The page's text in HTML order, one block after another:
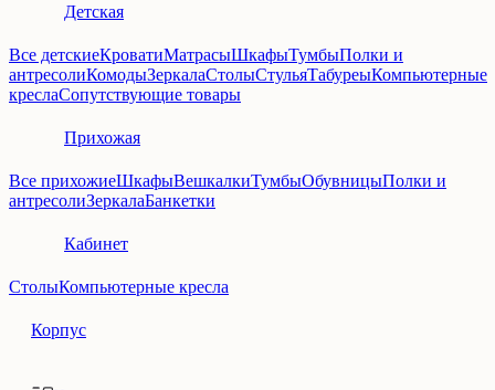
Детская
Все детскиеКроватиМатрасыШкафыТумбыПолки и
антресолиКомодыЗеркалаСтолыСтульяТабуреыКомпьютерные
креслаСопутствующие товары
Прихожая
Все прихожиеШкафыВешкалкиТумбыОбувницыПолки и
антресолиЗеркалаБанкетки
Кабинет
СтолыКомпьютерные кресла
Корпус